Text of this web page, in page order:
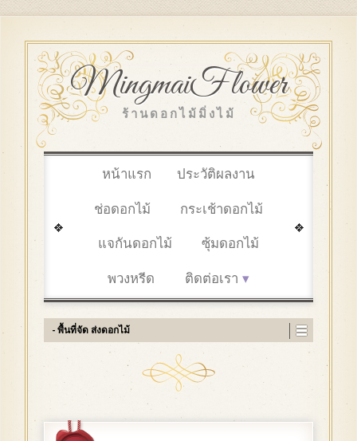
MingmaiFlower
ร้านดอกไม้มิ่งไม้
หน้าแรก
ประวัติผลงาน
ช่อดอกไม้
กระเช้าดอกไม้
แจกันดอกไม้
ซุ้มดอกไม้
พวงหรีด
ติดต่อเรา
- พื้นที่จัด ส่งดอกไม้